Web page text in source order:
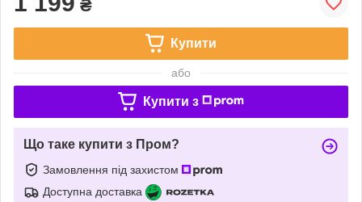
₴
Купити
або
Купити з
Що таке купити з Пром?
Замовлення під захистом
Доступна доставка